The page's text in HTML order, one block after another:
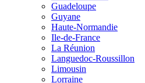
Guadeloupe
Guyane
Haute-Normandie
Ile-de-France
La Réunion
Languedoc-Roussillon
Limousin
Lorraine